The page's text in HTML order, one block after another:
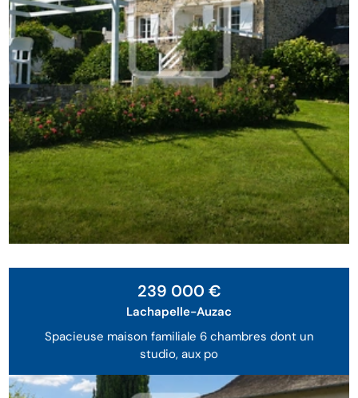
Spacieuse maison familiale 6 chambres dont un
studio, aux po
239 000 €
Lachapelle-Auzac